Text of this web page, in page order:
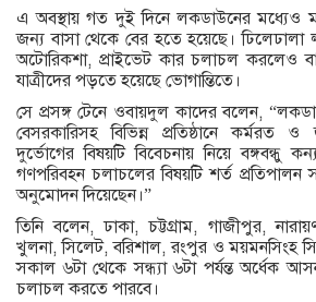
এ অবস্থায় গত দুই দিনে লকডাউনের মধ্যেও
জন্য বাসা থেকে বের হতে হয়েছে। ঢিলেঢালা
অটোরিকশা, প্রাইভেট কার চলাচল করলেও
যাত্রীদের পড়তে হয়েছে ভোগান্তিতে।
সে প্রসঙ্গ টেনে ওবায়দুল কাদের বলেন,
বেসরকারিসহ বিভিন্ন প্রতিষ্ঠানে কর্মরত ও
দুর্ভোগের বিষয়টি বিবেচনায় নিয়ে বঙ্গবন্ধু
গণপরিবহন চলাচলের বিষয়টি শর্ত প্রতিপালন
অনুমোদন দিয়েছেন।”
তিনি বলেন, ঢাকা, চট্টগ্রাম, গাজীপুর,
খুলনা, সিলেট, বরিশাল, রংপুর ও ময়মনসিংহ
সকাল ৬টা থেকে সন্ধ্যা ৬টা পর্যন্ত অর্ধেক
চলাচল করতে পারবে।